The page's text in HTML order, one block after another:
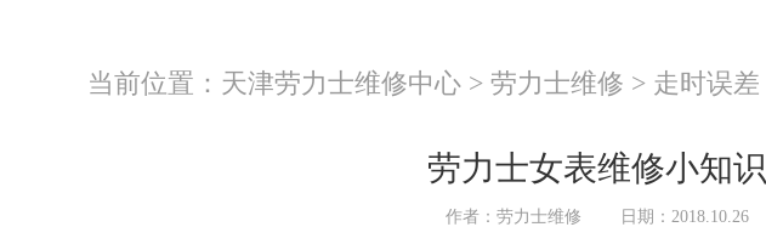
节假日正常营业！
当前位置： 天津劳力士维修中心 > 劳力士维修 > 走时误差
劳力士女表维修小知识
作者：劳力士维修 日期：2018.10.26